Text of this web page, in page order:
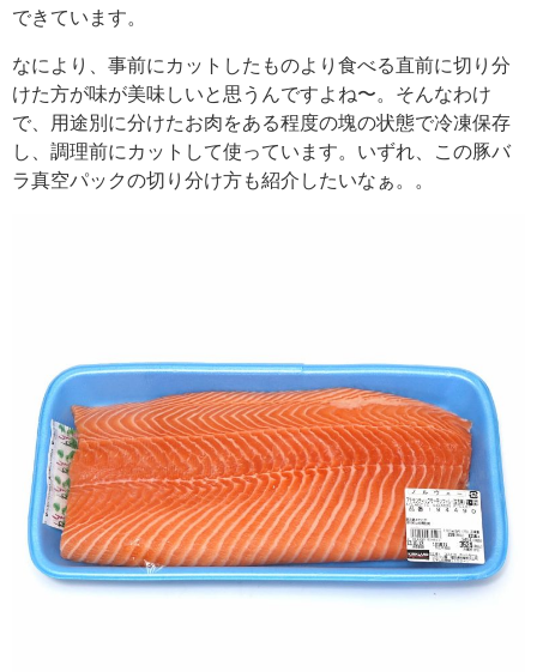
できています。
なにより、事前にカットしたものより食べる直前に切り分
けた方が味が美味しいと思うんですよね〜。そんなわけ
で、用途別に分けたお肉をある程度の塊の状態で冷凍保存
し、調理前にカットして使っています。いずれ、この豚バ
ラ真空パックの切り分け方も紹介したいなぁ。。